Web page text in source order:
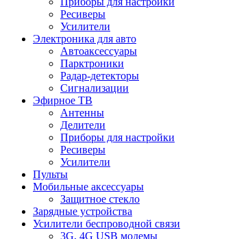
Ресиверы
Усилители
Электроника для авто
Автоаксессуары
Парктроники
Радар-детекторы
Сигнализации
Эфирное ТВ
Антенны
Делители
Приборы для настройки
Ресиверы
Усилители
Пульты
Мобильные аксессуары
Защитное стекло
Зарядные устройства
Усилители беспроводной связи
3G, 4G USB модемы